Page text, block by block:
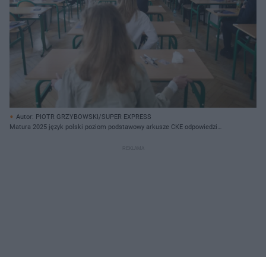
Autor: PIOTR GRZYBOWSKI/SUPER EXPRESS
Matura 2025 język polski poziom podstawowy arkusze CKE odpowiedzi